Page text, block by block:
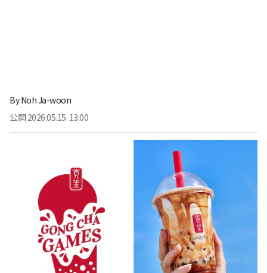
ByNoh Ja-woon
公開 2026.05.15. 13:00